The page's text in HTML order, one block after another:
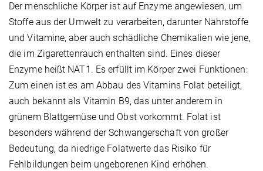
Der menschliche Körper ist auf Enzyme angewiesen, um
Stoffe aus der Umwelt zu verarbeiten, darunter Nährstoffe
und Vitamine, aber auch schädliche Chemikalien wie jene,
die im Zigarettenrauch enthalten sind. Eines dieser
Enzyme heißt NAT1. Es erfüllt im Körper zwei Funktionen:
Zum einen ist es am Abbau des Vitamins Folat beteiligt,
auch bekannt als Vitamin B9, das unter anderem in
grünem Blattgemüse und Obst vorkommt. Folat ist
besonders während der Schwangerschaft von großer
Bedeutung, da niedrige Folatwerte das Risiko für
Fehlbildungen beim ungeborenen Kind erhöhen.